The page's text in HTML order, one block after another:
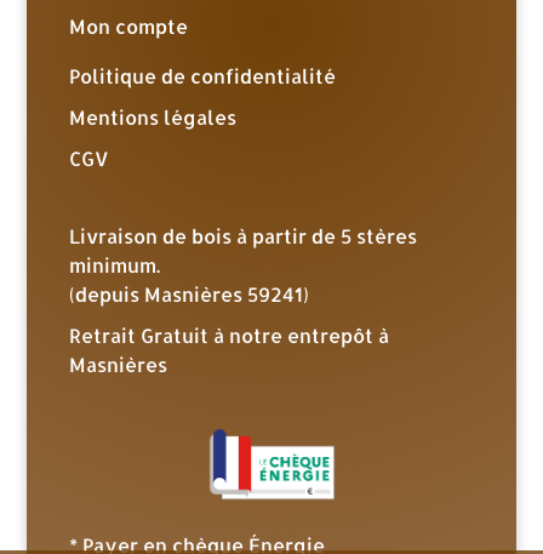
Mon compte
Politique de confidentialité
Mentions légales
CGV
Livraison de bois à partir de 5 stères
minimum.
(depuis Masnières 59241)
Retrait Gratuit à notre entrepôt à
Masnières
* Payer en chèque Énergie